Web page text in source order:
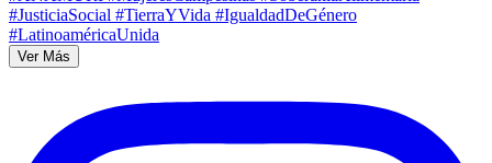
Ver Más